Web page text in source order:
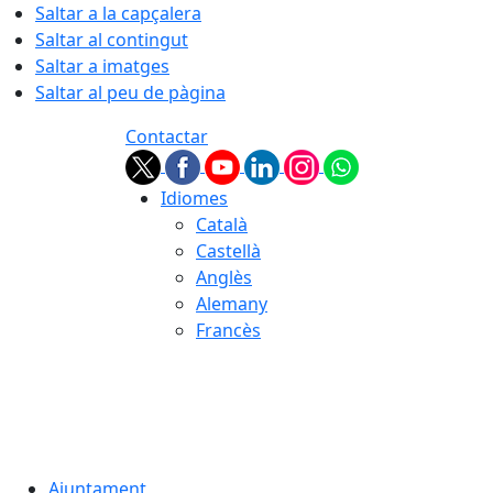
Saltar a la capçalera
Saltar al contingut
Saltar a imatges
Saltar al peu de pàgina
Contactar
Idiomes
Català
Castellà
Anglès
Alemany
Francès